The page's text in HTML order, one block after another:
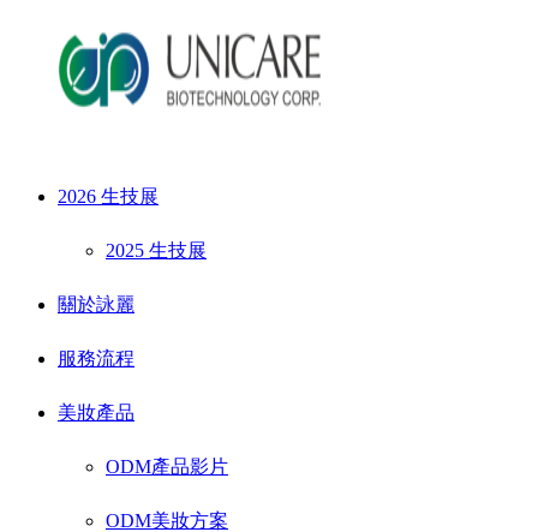
2026 生技展
2025 生技展
關於詠麗
服務流程
美妝產品
ODM產品影片
ODM美妝方案